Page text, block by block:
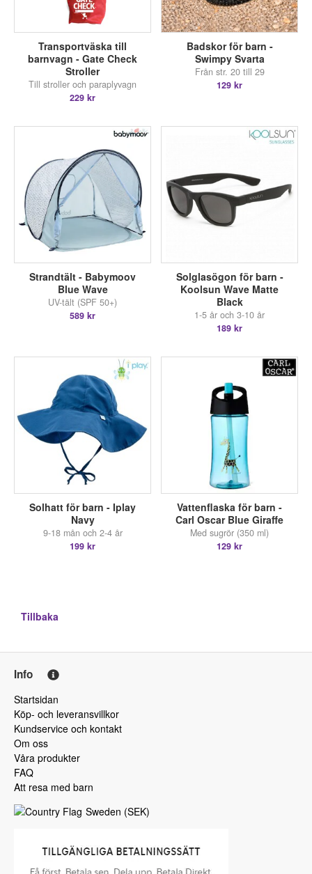
Transportväska till
barnvagn - Gate Check
Stroller
Till stroller och paraplyvagn
229 kr
Badskor för barn -
Swimpy Svarta
Från str. 20 till 29
129 kr
Strandtält - Babymoov
Blue Wave
UV-tält (SPF 50+)
589 kr
Solglasögon för barn -
Koolsun Wave Matte
Black
1-5 år och 3-10 år
189 kr
Solhatt för barn - Iplay
Navy
9-18 mån och 2-4 år
199 kr
Vattenflaska för barn -
Carl Oscar Blue Giraffe
Med sugrör (350 ml)
129 kr
Tillbaka
Info
Startsidan
Köp- och leveransvillkor
Kundservice och kontakt
Om oss
Våra produkter
FAQ
Att resa med barn
Sweden (SEK)